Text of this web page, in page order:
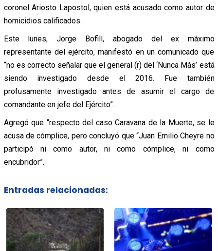
coronel Ariosto Lapostol, quien está acusado como autor de
homicidios calificados.
Este lunes, Jorge Bofill, abogado del ex máximo
representante del ejército, manifestó en un comunicado que
“no es correcto señalar que el general (r) del ‘Nunca Más’ está
siendo investigado desde el 2016. Fue también
profusamente investigado antes de asumir el cargo de
comandante en jefe del Ejército”.
Agregó que “respecto del caso Caravana de la Muerte, se le
acusa de cómplice, pero concluyó que “Juan Emilio Cheyre no
participó ni como autor, ni como cómplice, ni como
encubridor”.
Entradas relacionadas: